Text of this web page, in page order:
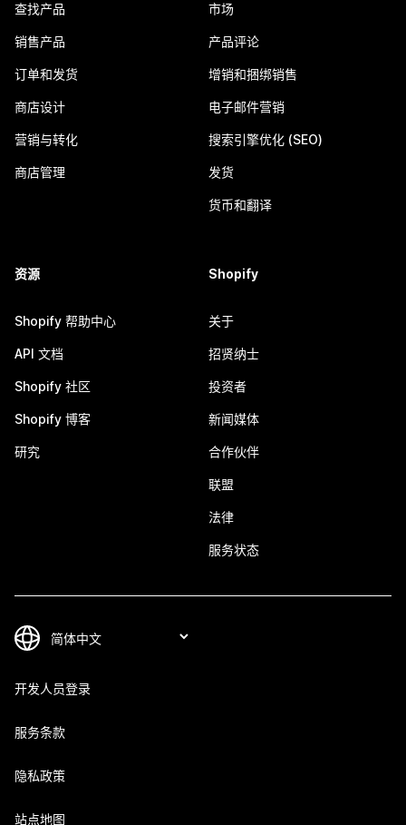
查找产品
销售产品
订单和发货
商店设计
营销与转化
商店管理
市场
产品评论
增销和捆绑销售
电子邮件营销
搜索引擎优化 (SEO)
发货
货币和翻译
资源
Shopify 帮助中心
API 文档
Shopify 社区
Shopify 博客
研究
Shopify
关于
招贤纳士
投资者
新闻媒体
合作伙伴
联盟
法律
服务状态
开发人员登录
服务条款
隐私政策
站点地图